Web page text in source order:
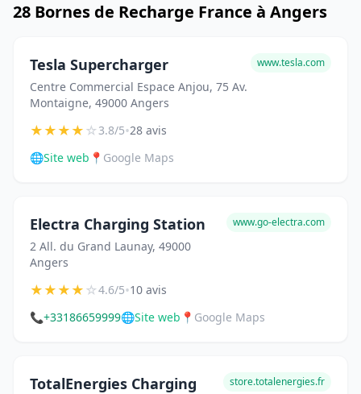
28 Bornes de Recharge France à Angers
Tesla Supercharger
Centre Commercial Espace Anjou, 75 Av.
Montaigne, 49000 Angers
www.tesla.com
★★★★☆3.8/5•28 avis
🌐Site web 📍 Google Maps
Electra Charging Station
2 All. du Grand Launay, 49000
Angers
www.go-electra.com
★★★★☆4.6/5•10 avis
📞+33186659999🌐Site web 📍 Google Maps
TotalEnergies Charging
store.totalenergies.fr